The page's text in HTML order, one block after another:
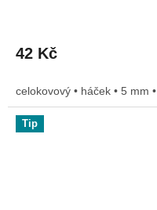
42 Kč
celokovový • háček • 5 mm
Tip